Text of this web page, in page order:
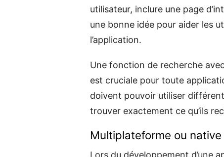
utilisateur, inclure une page
une bonne idée pour aider les
l’application.
Une fonction de recherche
est cruciale pour toute
doivent pouvoir utiliser
trouver exactement ce qu’ils
Multiplateforme ou
Lors du développement d’une